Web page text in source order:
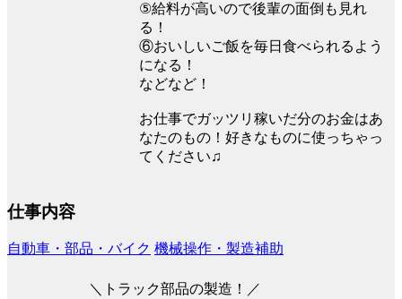
⑤給料が高いので後輩の面倒も見れ
る！
⑥おいしいご飯を毎日食べられるよう
になる！
などなど！
お仕事でガッツリ稼いだ分のお金はあ
なたのもの！好きなものに使っちゃっ
てください♫
仕事内容
自動車・部品・バイク 機械操作・製造補助
＼トラック部品の製造！／